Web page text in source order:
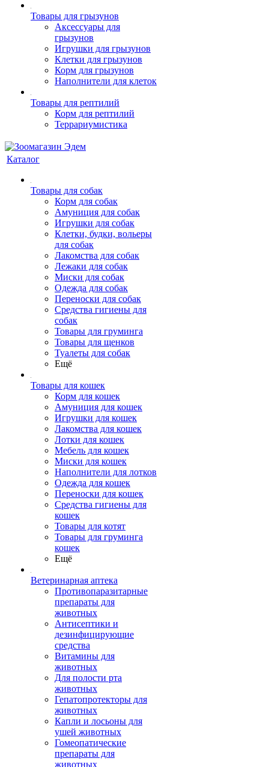
Товары для грызунов
Аксессуары для
грызунов
Игрушки для грызунов
Клетки для грызунов
Корм для грызунов
Наполнители для клеток
Товары для рептилий
Корм для рептилий
Террариумистика
Каталог
Товары для собак
Корм для собак
Амуниция для собак
Игрушки для собак
Клетки, будки, вольеры
для собак
Лакомства для собак
Лежаки для собак
Миски для собак
Одежда для собак
Переноски для собак
Средства гигиены для
собак
Товары для груминга
Товары для щенков
Туалеты для собак
Ещё
Товары для кошек
Корм для кошек
Амуниция для кошек
Игрушки для кошек
Лакомства для кошек
Лотки для кошек
Мебель для кошек
Миски для кошек
Наполнители для лотков
Одежда для кошек
Переноски для кошек
Средства гигиены для
кошек
Товары для котят
Товары для груминга
кошек
Ещё
Ветеринарная аптека
Противопаразитарные
препараты для
животных
Антисептики и
дезинфицирующие
средства
Витамины для
животных
Для полости рта
животных
Гепатопротекторы для
животных
Капли и лосьоны для
ушей животных
Гомеопатические
препараты для
животных